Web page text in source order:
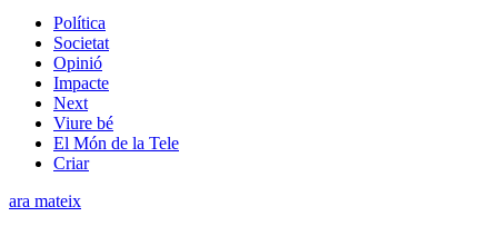
Política
Societat
Opinió
Impacte
Next
Viure bé
El Món de la Tele
Criar
ara mateix